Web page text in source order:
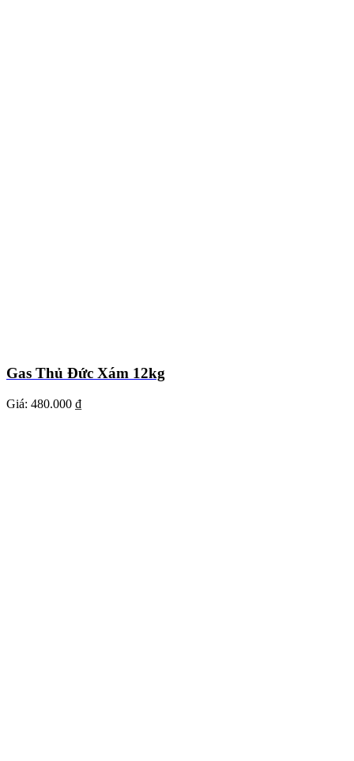
Gas Thủ Đức Xám 12kg
Giá: 480.000 ₫